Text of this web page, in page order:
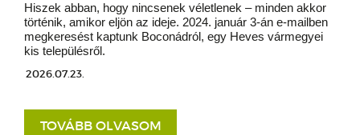
Hiszek abban, hogy nincsenek véletlenek – minden akkor
történik, amikor eljön az ideje. 2024. január 3-án e-mailben
megkeresést kaptunk Boconádról, egy Heves vármegyei
kis településről.
2026.07.23.
TOVÁBB OLVASOM